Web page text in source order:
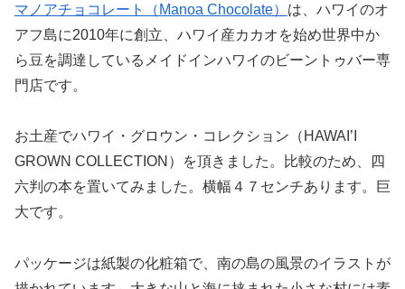
マノアチョコレート（Manoa Chocolate） は、ハワイのオ
アフ島に2010年に創立、ハワイ産カカオを始め世界中か
ら豆を調達しているメイドインハワイのビーントゥバー専
門店です。
お土産でハワイ・グロウン・コレクション（HAWAI’I
GROWN COLLECTION）を頂きました。比較のため、四
六判の本を置いてみました。横幅４７センチあります。巨
大です。
パッケージは紙製の化粧箱で、南の島の風景のイラストが